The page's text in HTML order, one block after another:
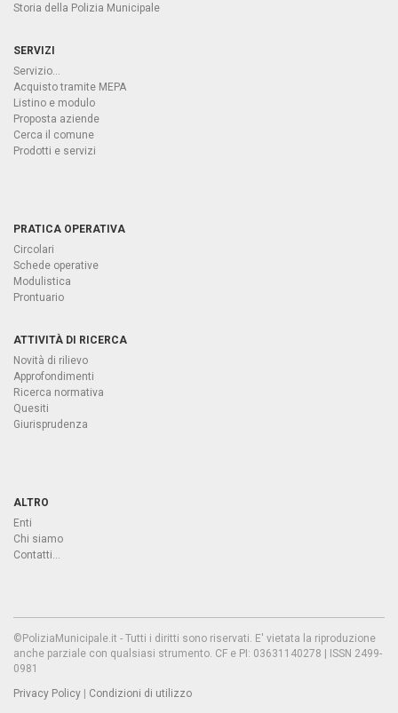
Storia della Polizia Municipale
SERVIZI
Servizio...
Acquisto tramite MEPA
Listino e modulo
Proposta aziende
Cerca il comune
Prodotti e servizi
PRATICA OPERATIVA
Circolari
Schede operative
Modulistica
Prontuario
ATTIVITÀ DI RICERCA
Novità di rilievo
Approfondimenti
Ricerca normativa
Quesiti
Giurisprudenza
ALTRO
Enti
Chi siamo
Contatti...
©PoliziaMunicipale.it - Tutti i diritti sono riservati. E' vietata la riproduzione
anche parziale con qualsiasi strumento. CF e PI: 03631140278 | ISSN 2499-
0981
Privacy Policy
Condizioni di utilizzo